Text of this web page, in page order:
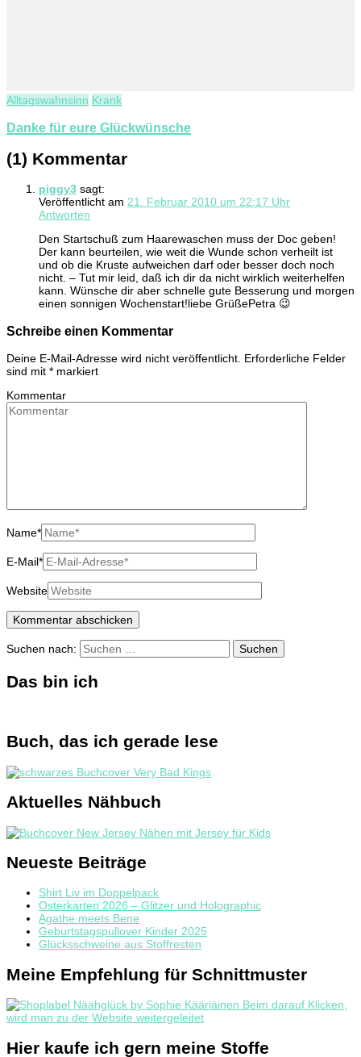
Alltagswahnsinn Krank
Danke für eure Glückwünsche
(1) Kommentar
piggy3 sagt:
Veröffentlicht am 21. Februar 2010 um 22:17 Uhr
Antworten
Den Startschuß zum Haarewaschen muss der Doc geben!
Der kann beurteilen, wie weit die Wunde schon verheilt ist
und ob die Kruste aufweichen darf oder besser doch noch
nicht. – Tut mir leid, daß ich dir da nicht wirklich weiterhelfen
kann. Wünsche dir aber schnelle gute Besserung und morgen
einen sonnigen Wochenstart!liebe GrüßePetra 😉
Schreibe einen Kommentar
Deine E-Mail-Adresse wird nicht veröffentlicht. Erforderliche Felder
sind mit * markiert
Kommentar
Name*
E-Mail*
Website
Suchen nach:
Das bin ich
Buch, das ich gerade lese
Aktuelles Nähbuch
Neueste Beiträge
Shirt Liv im Doppelpack
Osterkarten 2026 – Glitzer und Holographic
Agathe meets Bene
Geburtstagspullover Kinder 2025
Glücksschweine aus Stoffresten
Meine Empfehlung für Schnittmuster
Hier kaufe ich gern meine Stoffe